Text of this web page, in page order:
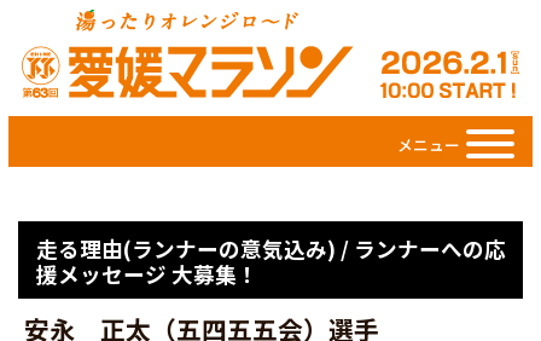
メニュー
走る理由(ランナーの意気込み) / ランナーへの応
援メッセージ 大募集！
安永 正太（五四五五会）選手